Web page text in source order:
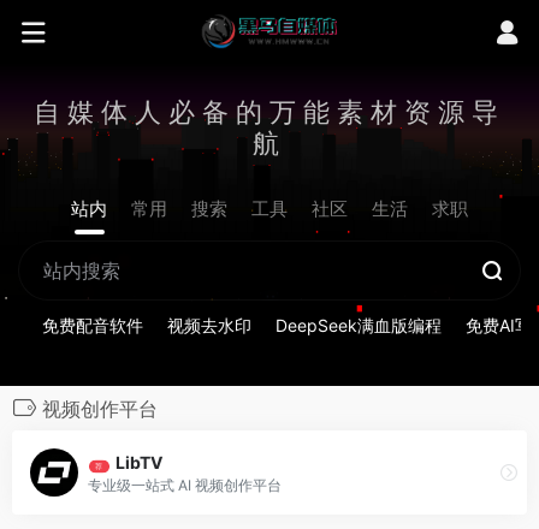
自媒体人必备的万能素材资源导
航
站内 常用 搜索 工具 社区 生活 求职
免费配音软件 视频去水印 DeepSeek满血版编程 免费AI写
视频创作平台
荐 LibTV
专业级一站式 AI 视频创作平台